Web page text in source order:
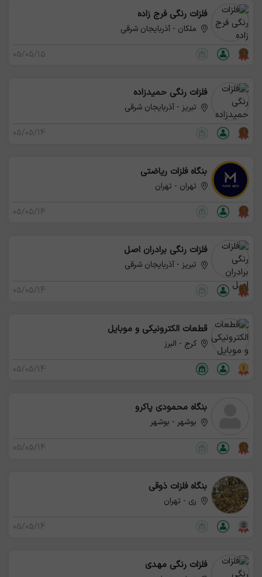
فلزات رنگی فرج زاده
ملکان - آذربایجان شرقی
05/05/15
فلزات رنگی حمیدزاده
تبریز - آذربایجان شرقی
05/05/14
بنگاه فلزات ریاضتی
تهران - تهران
05/05/14
فلزات رنگی برادران اصل
تبریز - آذربایجان شرقی
05/05/14
قطعات الکترونیکی و موبایل
کرج - البرز
05/05/14
بنگاه محمودی پاکرو
بوشهر - بوشهر
05/05/14
بنگاه فلزات ذوقی
ری - تهران
05/05/14
فلزات رنگی مهدی